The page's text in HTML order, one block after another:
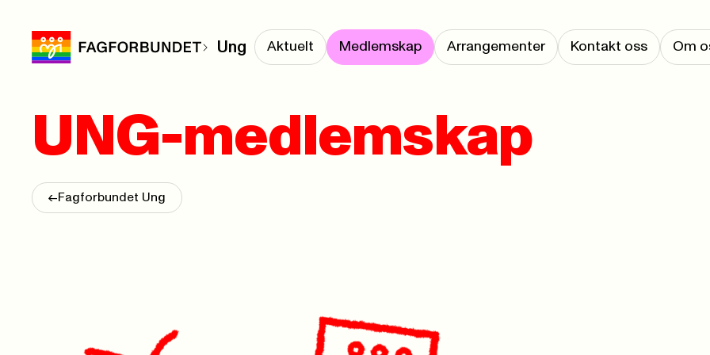
Ung Aktuelt Medlemskap Arrangementer Kontakt oss Om
UNG-medlemskap
<- Fagforbundet Ung